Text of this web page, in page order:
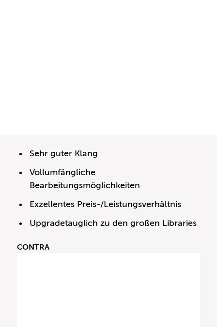
Sehr guter Klang
Vollumfängliche
Bearbeitungsmöglichkeiten
Exzellentes Preis-/Leistungsverhältnis
Upgradetauglich zu den großen Libraries
CONTRA